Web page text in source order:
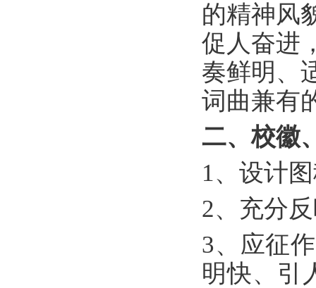
的精神风
促人奋进
奏鲜明、
词曲兼有
二、校徽
1、设计
2、充分
3、应征
明快、引